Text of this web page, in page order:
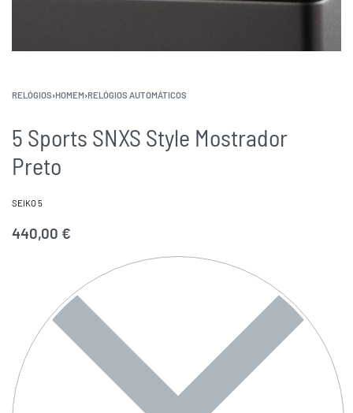
RELÓGIOS›HOMEM›RELÓGIOS AUTOMÁTICOS
5 Sports SNXS Style Mostrador
Preto
SEIKO 5
440,00 €